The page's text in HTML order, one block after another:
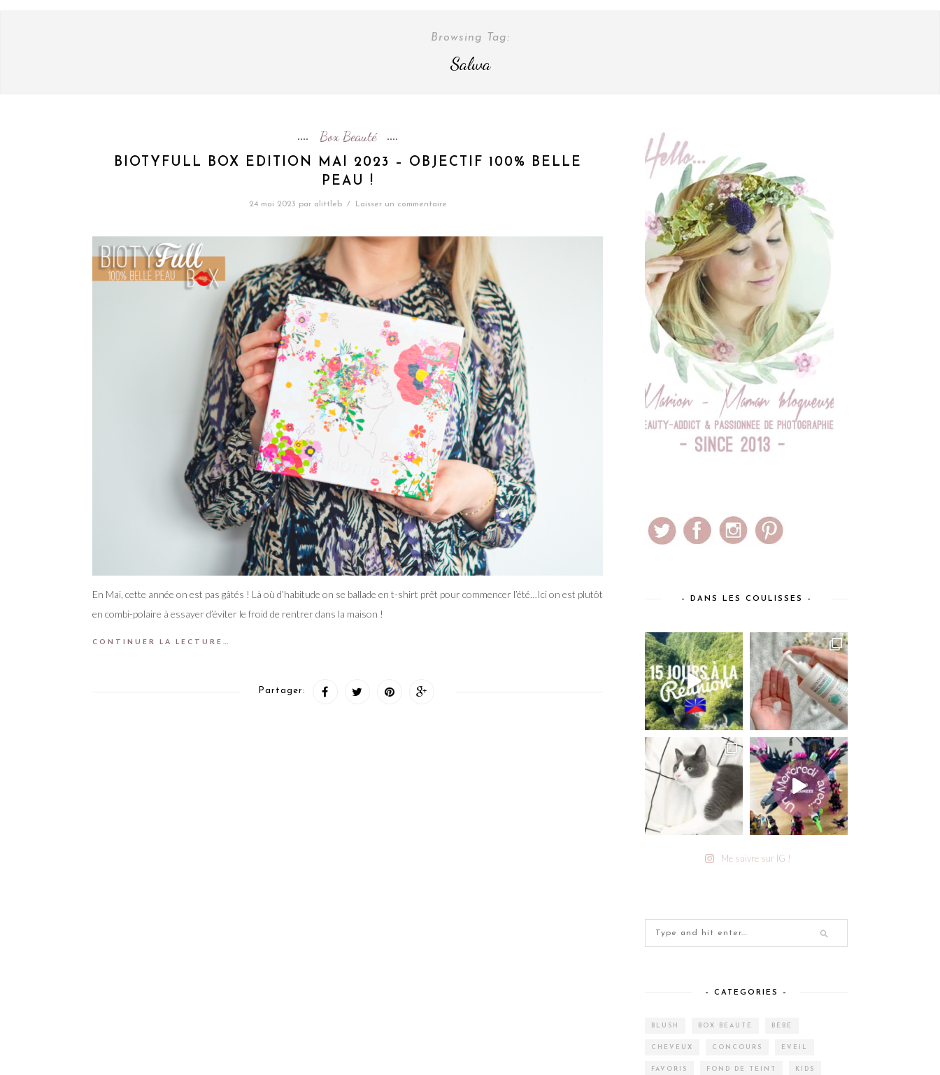
Browsing Tag:
Salwa
Box Beauté
BIOTYFULL BOX EDITION MAI 2023 – OBJECTIF 100% BELLE
PEAU !
24 mai 2023 par alittleb / Laisser un commentaire
En Mai, cette année on est pas gâtés ! Là où d’habitude on se ballade en t-shirt prêt pour commencer l’été…Ici on est plutôt
en combi-polaire à essayer d’éviter le froid de rentrer dans la maison !
CONTINUER LA LECTURE…
Partager:
– DANS LES COULISSES –
Me suivre sur IG !
– CATEGORIES –
BLUSH BOX BEAUTÉ BÉBÉ
CHEVEUX CONCOURS EVEIL
FAVORIS FOND DE TEINT KIDS